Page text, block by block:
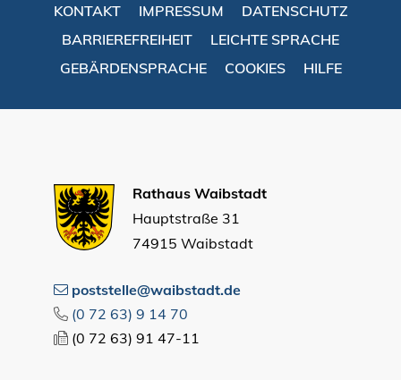
KONTAKT IMPRESSUM
DATENSCHUTZ
BARRIEREFREIHEIT
LEICHTE SPRACHE
GEBÄRDENSPRACHE
COOKIES HILFE
Rathaus Waibstadt
Hauptstraße 31
74915 Waibstadt
poststelle@waibstadt.de
(0 72 63) 9 14 70
(0 72 63) 91 47-11